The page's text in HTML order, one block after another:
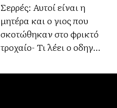
Σερρές: Αυτοί είναι η
μητέρα και ο γιος που
σκοτώθηκαν στο φρικτό
τροχαίο- Τι λέει ο οδηγός